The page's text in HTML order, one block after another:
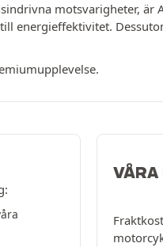
motsvarigheter, är
energieffektivitet.
VÅRA